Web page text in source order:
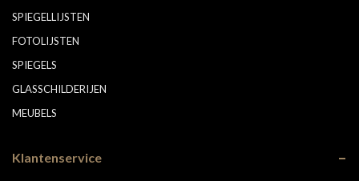
SPIEGELLIJSTEN
FOTOLIJSTEN
SPIEGELS
GLASSCHILDERIJEN
MEUBELS
Klantenservice